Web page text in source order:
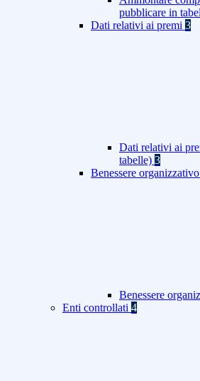
pubblicare in
Dati relativi ai premi 3
Dati relativi ai
tabelle) 3
Benessere organizzativo
Benessere
Enti controllati 4